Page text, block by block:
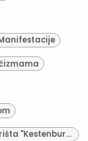
Međunarodni festival studentskih pozorišta "Kestenburg"